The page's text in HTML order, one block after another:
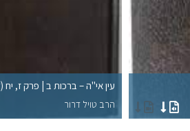
עין אי"ה – ברכות ב | פרק ז, יח (2)
הרב טויל דרור